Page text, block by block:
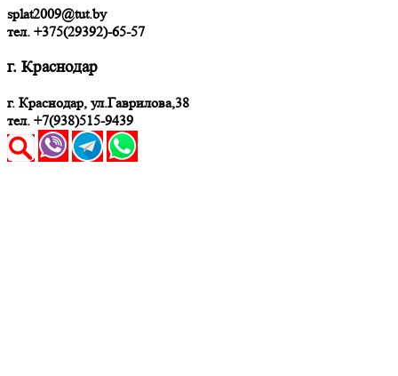
splat2009@tut.by
тел. +375(29392)-65-57
г. Краснодар
г. Краснодар, ул.Гаврилова,38
тел. +7(938)515-9439